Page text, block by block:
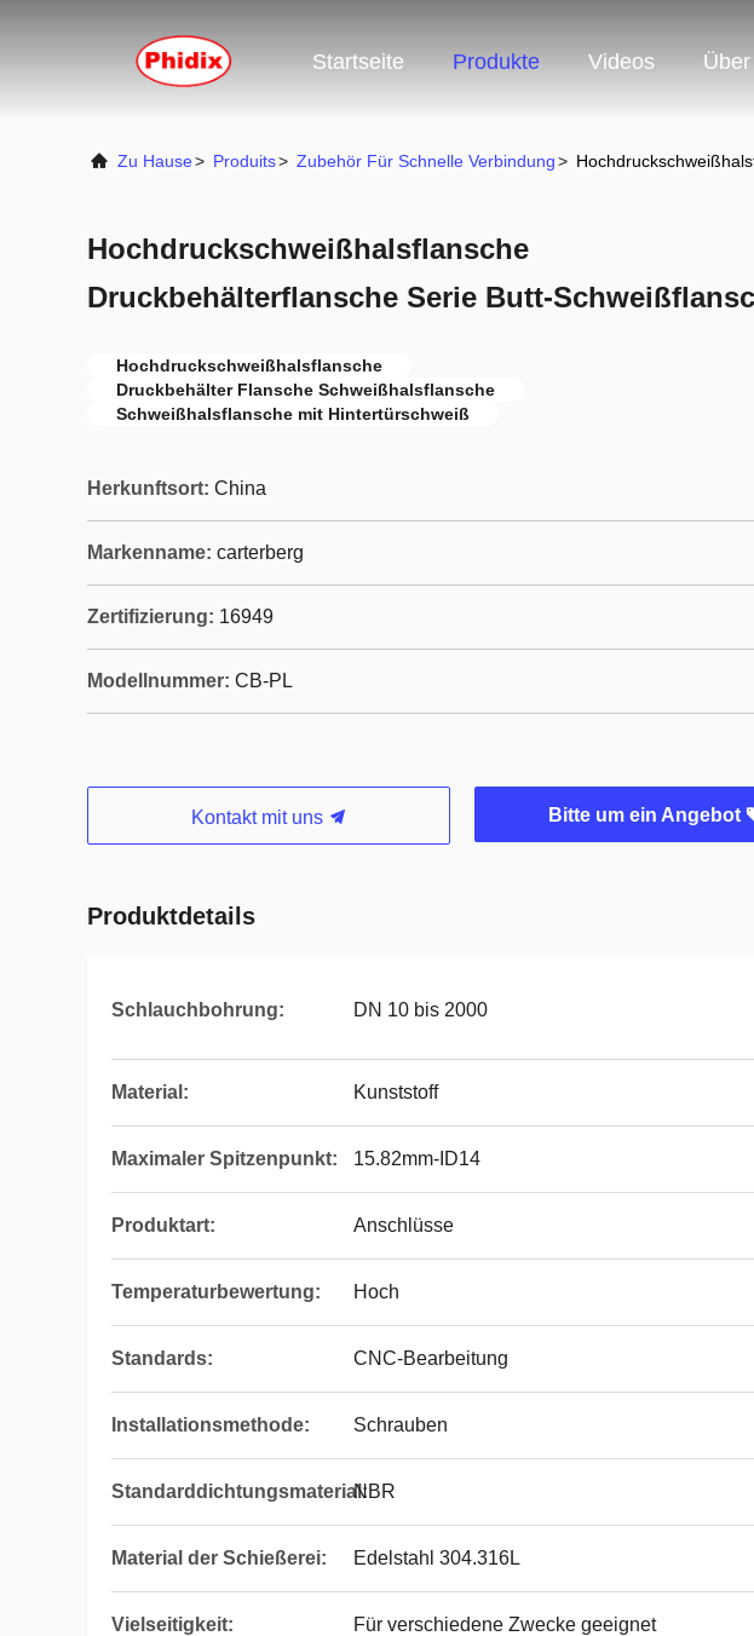
Startseite Produkte Videos
Zu Hause> Produits> Zubehör Für Schnelle Verbindung>
Hochdruckschweißhalsflansche
Druckbehälterflansche Serie Butt-
Hochdruckschweißhalsflansche
Druckbehälter Flansche Schweißhalsflansche
Schweißhalsflansche mit Hintertürschweiß
Herkunftsort: China
Markenname: carterberg
Zertifizierung: 16949
Modellnummer: CB-PL
Kontakt mit uns Bitte um ein Angebot
Produktdetails
Schlauchbohrung: DN 10 bis 2000
Material: Kunststoff
Maximaler Spitzenpunkt: 15.82mm-ID14
Produktart: Anschlüsse
Temperaturbewertung: Hoch
Standards: CNC-Bearbeitung
Installationsmethode: Schrauben
Standarddichtungsmaterial:NBR
Material der Schießerei: Edelstahl 304.316L
Vielseitigkeit: Für verschiedene Zwecke geeignet